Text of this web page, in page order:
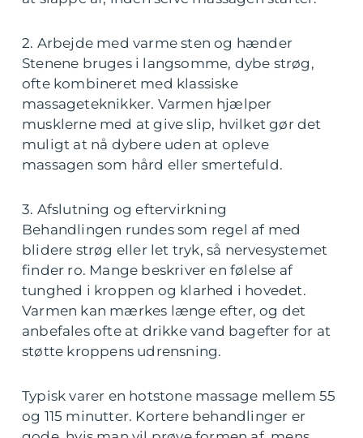
2. Arbejde med varme sten og hænder
Stenene bruges i langsomme, dybe strøg,
ofte kombineret med klassiske
massageteknikker. Varmen hjælper
musklerne med at give slip, hvilket gør det
muligt at nå dybere uden at opleve
massagen som hård eller smertefuld.
3. Afslutning og eftervirkning
Behandlingen rundes som regel af med
blidere strøg eller let tryk, så nervesystemet
finder ro. Mange beskriver en følelse af
tunghed i kroppen og klarhed i hovedet.
Varmen kan mærkes længe efter, og det
anbefales ofte at drikke vand bagefter for at
støtte kroppens udrensning.
Typisk varer en hotstone massage mellem 55
og 115 minutter. Kortere behandlinger er